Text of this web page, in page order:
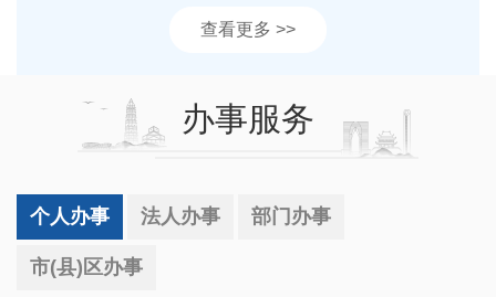
查看更多 >>
办事服务
个人办事 法人办事 部门办事
市(县)区办事